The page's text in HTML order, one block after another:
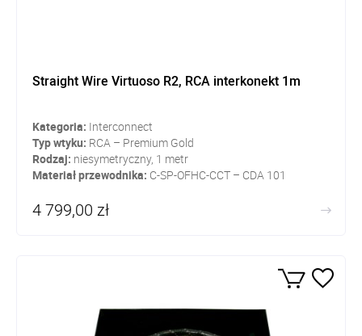
Straight Wire Virtuoso R2, RCA interkonekt 1m
Kategoria: Interconnect
Typ wtyku: RCA – Premium Gold
Rodzaj: niesymetryczny, 1 metr
Materiał przewodnika: C-SP-OFHC-CCT – CDA 101
4 799,00 zł